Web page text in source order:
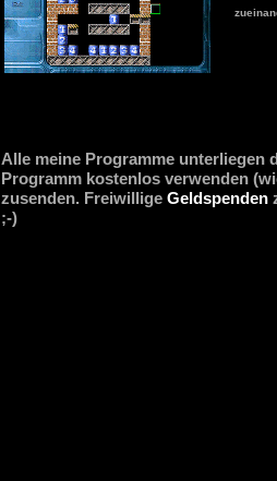
Alle meine Programme unterliegen
Programm kostenlos verwenden
zusenden. Freiwillige Geldspenden
;-)